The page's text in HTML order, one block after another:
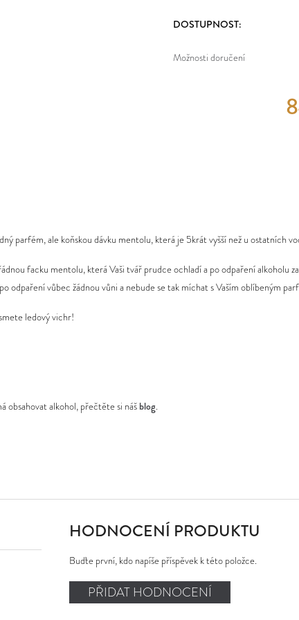
DOSTUPNOST:
Možnosti doručení
parfém, ale koňskou dávku mentolu, která je 5krát vyšší než u ostatních
facku mentolu, která Vaši tvář prudce ochladí a po odpaření alkoholu
odpaření vůbec žádnou vůni a nebude se tak míchat s Vaším oblíbeným
ledový vichr!
obsahovat alkohol, přečtěte si náš blog.
HODNOCENÍ PRODUKTU
Buďte první, kdo napíše příspěvek k této položce.
PŘIDAT HODNOCENÍ